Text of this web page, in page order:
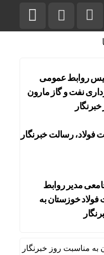
روابط عمومی
نفت و گاز مارون
رسالت خبرنگار
مدیر روابط
خوزستان به
مناسبت روز خبرنگار